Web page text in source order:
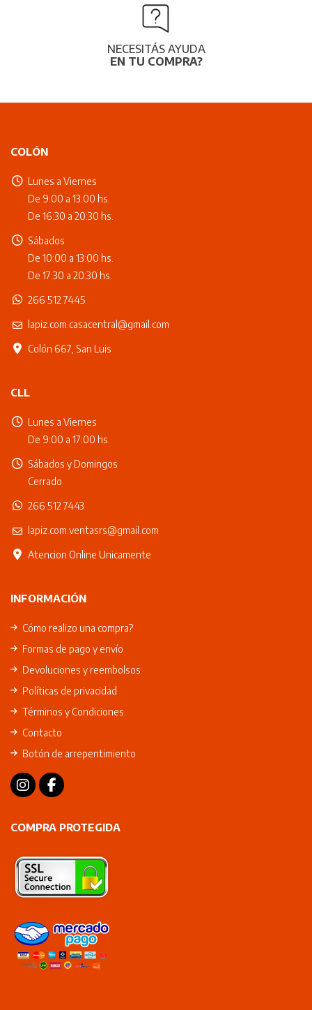
NECESITÁS AYUDA
EN TU COMPRA?
COLÓN
Lunes a Viernes
De 9:00 a 13:00 hs.
De 16:30 a 20:30 hs.
Sábados
De 10:00 a 13:00 hs.
De 17:30 a 20:30 hs.
266 512 7445
lapiz.com.casacentral@gmail.com
Colón 667, San Luis
CLL
Lunes a Viernes
De 9:00 a 17:00 hs.
Sábados y Domingos
Cerrado
266 512 7443
lapiz.com.ventasrs@gmail.com
Atencion Online Unicamente
INFORMACIÓN
Cómo realizo una compra?
Formas de pago y envío
Devoluciones y reembolsos
Políticas de privacidad
Términos y Condiciones
Contacto
Botón de arrepentimiento
COMPRA PROTEGIDA